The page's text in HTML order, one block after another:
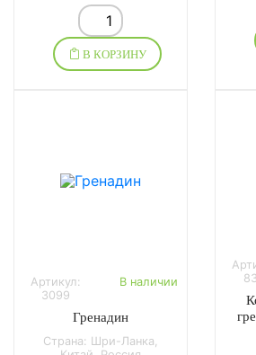
В КОРЗИНУ
Артикул:
3099
В наличии
Гренадин
Страна: Шри-Ланка,